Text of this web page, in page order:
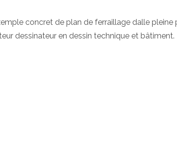
concret de plan de ferraillage dalle pleine
dessinateur en dessin technique et bâtiment.